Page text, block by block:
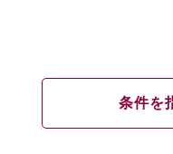
条件を